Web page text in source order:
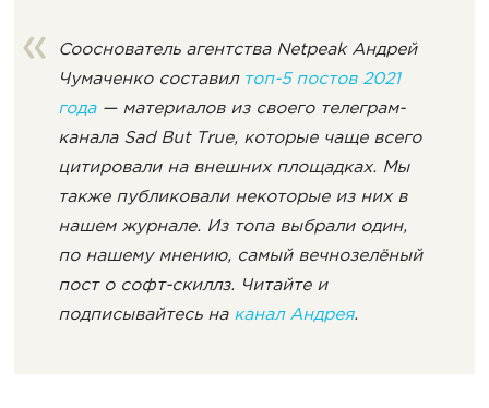
Сооснователь агентства Netpeak Андрей
Чумаченко составил топ-5 постов 2021
года— материалов из своего телеграм-
канала Sad But True, которые чаще всего
цитировали на внешних площадках. Мы
также публиковали некоторые из них в
нашем журнале. Из топа выбрали один,
по нашему мнению, самый вечнозелёный
пост о софт-скиллз. Читайте и
подписывайтесь на канал Андрея.